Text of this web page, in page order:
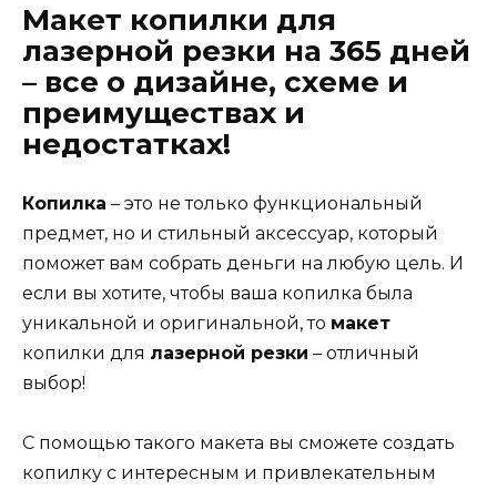
Макет копилки для
лазерной резки на 365 дней
– все о дизайне, схеме и
преимуществах и
недостатках!
Копилка – это не только функциональный
предмет, но и стильный аксессуар, который
поможет вам собрать деньги на любую цель. И
если вы хотите, чтобы ваша копилка была
уникальной и оригинальной, то макет
копилки для лазерной резки – отличный
выбор!
С помощью такого макета вы сможете создать
копилку с интересным и привлекательным